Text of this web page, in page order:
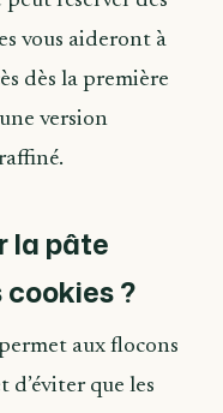
vous aideront à
dès la première
version
la pâte
cookies ?
aux flocons
d’éviter que les